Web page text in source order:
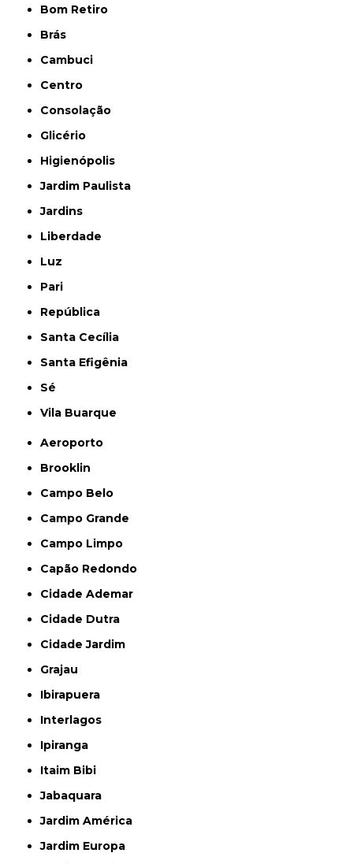
Bom Retiro
Brás
Cambuci
Centro
Consolação
Glicério
Higienópolis
Jardim Paulista
Jardins
Liberdade
Luz
Pari
República
Santa Cecília
Santa Efigênia
Sé
Vila Buarque
Aeroporto
Brooklin
Campo Belo
Campo Grande
Campo Limpo
Capão Redondo
Cidade Ademar
Cidade Dutra
Cidade Jardim
Grajau
Ibirapuera
Interlagos
Ipiranga
Itaim Bibi
Jabaquara
Jardim América
Jardim Europa